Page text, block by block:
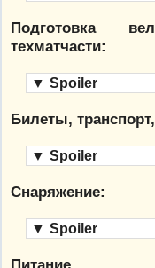
Подготовка
техматчасти:
▼ Spoiler
Билеты,
▼ Spoiler
Снаряжение:
▼ Spoiler
Питание